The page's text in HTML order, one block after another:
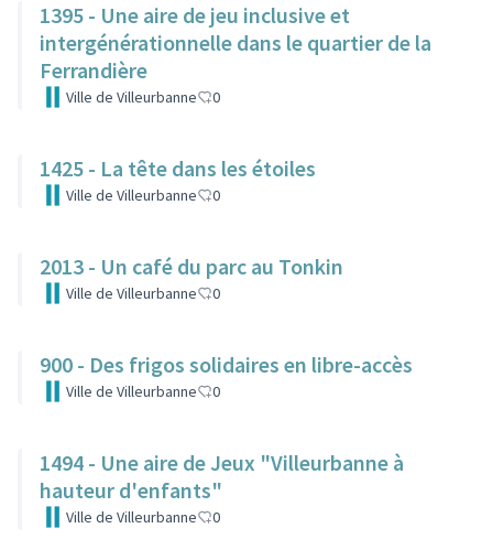
1395 - Une aire de jeu inclusive et
intergénérationnelle dans le quartier de la
Ferrandière
Ville de Villeurbanne 0
1425 - La tête dans les étoiles
Ville de Villeurbanne 0
2013 - Un café du parc au Tonkin
Ville de Villeurbanne 0
900 - Des frigos solidaires en libre-accès
Ville de Villeurbanne 0
1494 - Une aire de Jeux "Villeurbanne à
hauteur d'enfants"
Ville de Villeurbanne 0